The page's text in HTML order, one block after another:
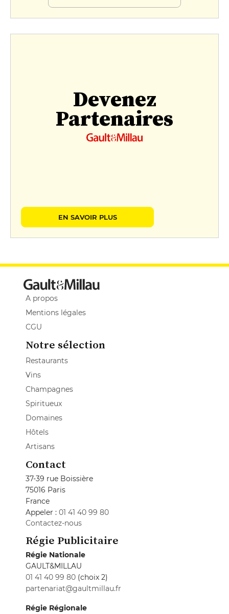
Devenez
Partenaires
EN SAVOIR PLUS
A propos
Mentions légales
CGU
Notre sélection
Restaurants
Vins
Champagnes
Spiritueux
Domaines
Hôtels
Artisans
Contact
37-39 rue Boissière
75016 Paris
France
Appeler : 01 41 40 99 80
Contactez-nous
Régie Publicitaire
Régie Nationale
GAULT&MILLAU
01 41 40 99 80 (choix 2)
partenariat@gaultmillau.fr
Régie Régionale